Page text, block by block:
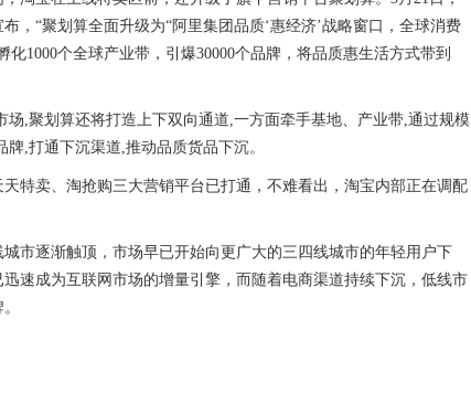
，“聚划算全面升级为“阿里集团品质‘惠经济’战略窗口，全球消费
1000个全球产业带，引爆30000个品牌，将品质惠生活方式带到
,聚划算还将打造上下双向通道,一方面牵手基地、产业带,通过规模
,打通下沉渠道,推动品质货品下沉。
特卖、淘抢购三大营销平台已打通，不难看出，淘宝内部正在调配
市逐渐触顶，市场早已开始向更广大的三四线城市的年轻用户下
速成为互联网市场的增量引擎，而随着电商渠道持续下沉，低线市